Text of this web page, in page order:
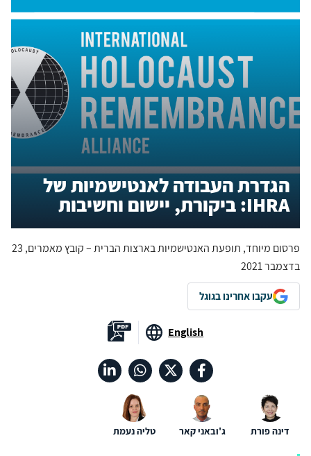
הגדרת העבודה לאנטישמיות של
IHRA: ביקורת, יישום וחשיבות
פרסום מיוחד, תופעת האנטישמיות בארצות הברית – קובץ מאמרים, 23
בדצמבר 2021
עקבו אחרינו בגוגל
English
דינה פורת ג'ובאני קאר טליה נעמת